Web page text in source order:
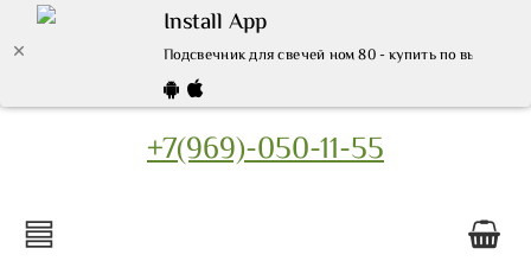
Install App
Подсвечник для свечей ном 80 - купить по
+7(969)-050-11-55